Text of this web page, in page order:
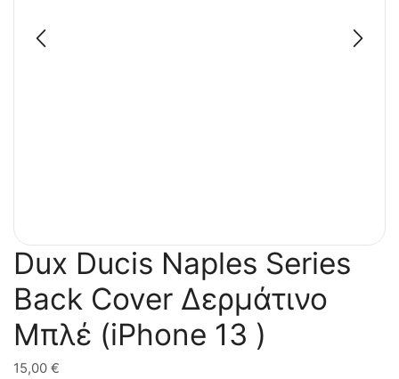
Dux Ducis Naples Series
Back Cover Δερμάτινο
Μπλέ (iPhone 13 )
15,00 €